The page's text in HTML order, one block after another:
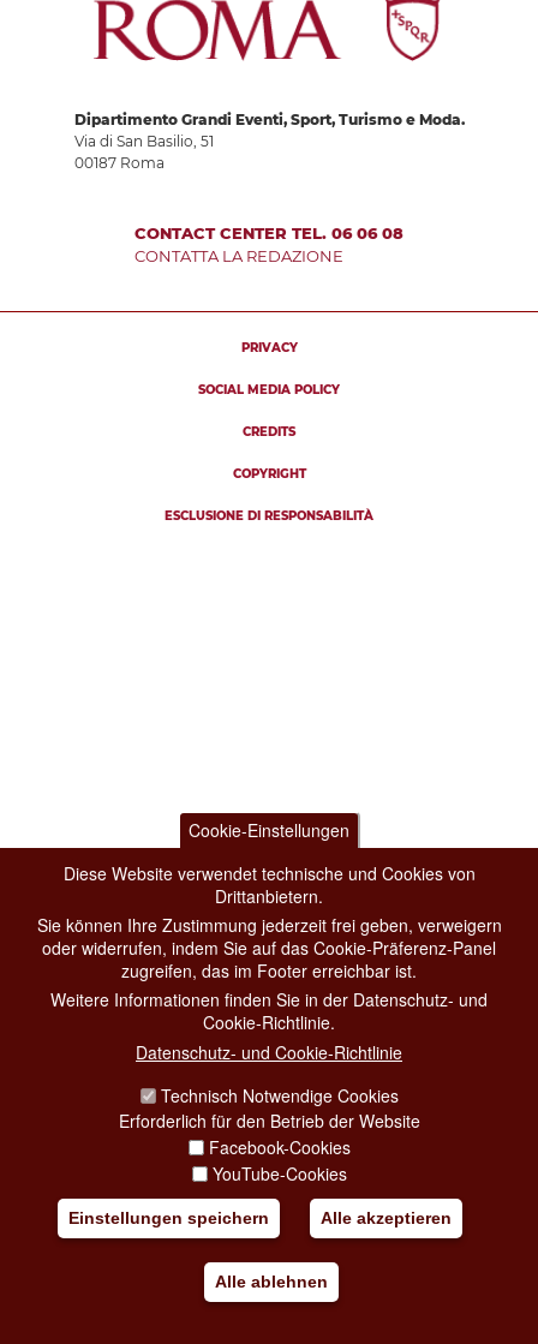
Dipartimento Grandi Eventi, Sport, Turismo e Moda.
Via di San Basilio, 51
00187 Roma
CONTACT CENTER TEL. 06 06 08
CONTATTA LA REDAZIONE
PRIVACY
SOCIAL MEDIA POLICY
CREDITS
COPYRIGHT
ESCLUSIONE DI RESPONSABILITÀ
Cookie-Einstellungen
Diese Website verwendet technische und Cookies von
Drittanbietern.
Sie können Ihre Zustimmung jederzeit frei geben, verweigern
oder widerrufen, indem Sie auf das Cookie-Präferenz-Panel
zugreifen, das im Footer erreichbar ist.
Weitere Informationen finden Sie in der Datenschutz- und
Cookie-Richtlinie.
Datenschutz- und Cookie-Richtlinie
Technisch Notwendige Cookies
Erforderlich für den Betrieb der Website
Facebook-Cookies
YouTube-Cookies
Einstellungen speichern Alle akzeptieren
Alle ablehnen